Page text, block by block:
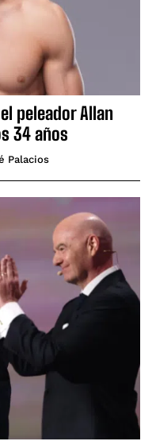
el peleador Allan
34 años
Palacios